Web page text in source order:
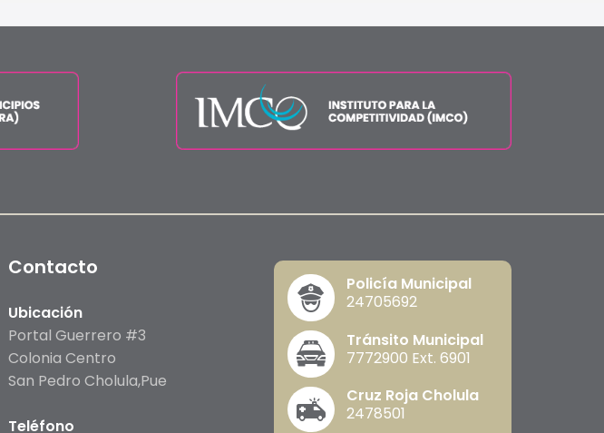
Contacto
Ubicación
Portal Guerrero #3
Colonia Centro
San Pedro Cholula,Pue
Teléfono
Policía Municipal
24705692
Tránsito Municipal
7772900 Ext. 6901
Cruz Roja Cholula
2478501